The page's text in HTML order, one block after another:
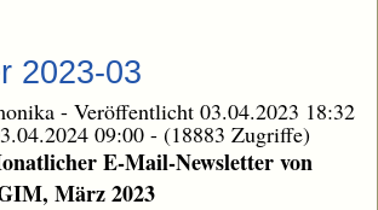
2023-03
- Veröffentlicht 03.04.2023 18:32
09:00 - (18883 Zugriffe)
E-Mail-Newsletter von
März 2023